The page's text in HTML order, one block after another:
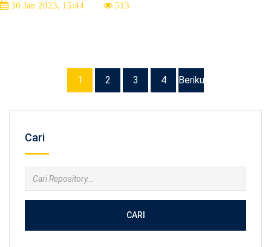
30 Jan 2023, 15:44 513
1 2 3 4 Berikutnya
Cari
CARI